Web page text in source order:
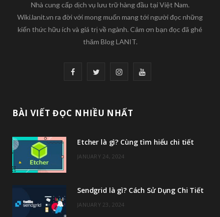
Nhà cung cấp dịch vụ lưu trữ hàng đầu tại Việt Nam.
Wiki.lanit.vn ra đời với mong muốn mang tới người đọc những
kiến thức hữu ích và giá trị về ngành. Cảm ơn bạn đọc đã ghé
thăm Blog LANIT.
c
b
T
i
t
I
s
a
Y
u
BÀI VIẾT ĐỌC NHIỀU NHẤT
Etcher là gì? Cùng tìm hiểu chi tiết
JANUARY 24, 2024
Sendgrid là gì? Cách Sử Dụng Chi Tiết
JANUARY 23, 2024